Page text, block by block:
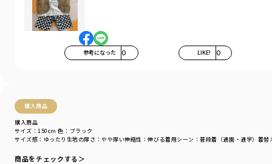
参考になった 0 LIKE! 0
購入商品
購入商品
サイズ感 ：ゆったり 生地の厚さ ：やや厚い伸縮性 ：伸びる着用シーン ：普段着（通園・通学） 着替
サイズ：150cm 色：ブラック
商品をチェックする＞
太い糸を使用した天竺で
丈夫で型崩れしにくいしっかりとした素材です。
伸縮性：あり
透け感：ベージュカラーはカラー特性上、やや透け感が
モデル：身長108.0cm 体重17kg
ブランド ／branshes
シーズン